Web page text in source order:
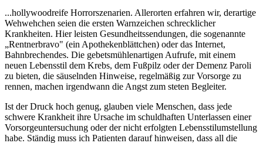
...hollywoodreife Horrorszenarien. Allerorten erfahren wir, derartige
Wehwehchen seien die ersten Warnzeichen schrecklicher
Krankheiten. Hier leisten Gesundheitssendungen, die sogenannte
„Rentnerbravo" (ein Apothekenblättchen) oder das Internet,
Bahnbrechendes. Die gebetsmühlenartigen Aufrufe, mit einem
neuen Lebensstil dem Krebs, dem Fußpilz oder der Demenz Paroli
zu bieten, die säuselnden Hinweise, regelmäßig zur Vorsorge zu
rennen, machen irgendwann die Angst zum steten Begleiter.
Ist der Druck hoch genug, glauben viele Menschen, dass jede
schwere Krankheit ihre Ursache im schuldhaften Unterlassen einer
Vorsorgeuntersuchung oder der nicht erfolgten Lebensstilumstellung
habe. Ständig muss ich Patienten darauf hinweisen, dass all die